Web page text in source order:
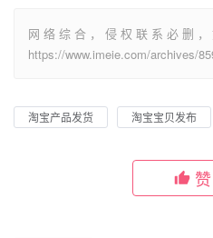
网络综合，侵权联系必删
https://www.imeie.com/archives/
淘宝产品发货 淘宝宝贝发布
赞